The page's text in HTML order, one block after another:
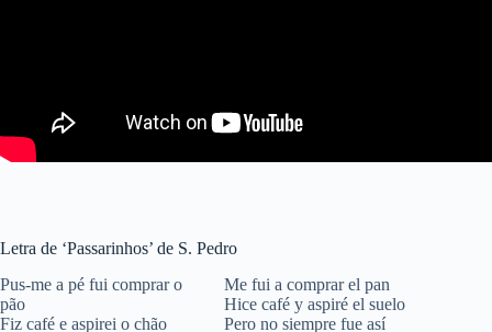
Letra de ‘Passarinhos’ de S. Pedro
Pus-me a pé fui comprar o
pão
Fiz café e aspirei o chão
Me fui a comprar el pan
Hice café y aspiré el suelo
Pero no siempre fue así